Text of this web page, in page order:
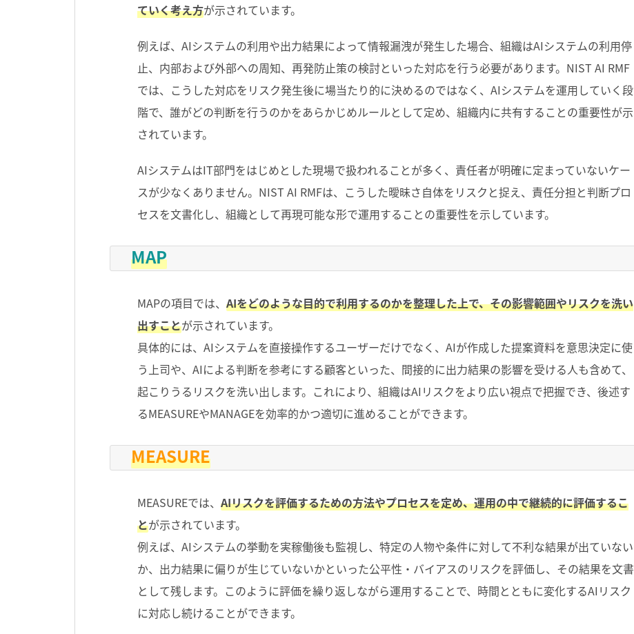
ていく考え方が示されています。
例えば、 AIシステムの利用や出力結果によって情報漏洩が発生した場合、組織はAIシステムの利用停
止、内部および外部への周知、再発防止策の検討といった対応を行う必要があります。 NIST AI RMF
では、こうした対応をリスク発生後に場当たり的に決めるのではなく、 AIシステムを運用していく段
階で、誰がどの判断を行うのかをあらかじめルールとして定め、組織内に共有することの重要性が示
されています。
AIシステムはIT部門をはじめとした現場で扱われることが多く、責任者が明確に定まっていないケー
スが少なくありません。 NIST AI RMFは、こうした曖昧さ自体をリスクと捉え、責任分担と判断プロ
セスを文書化し、組織として再現可能な形で運用することの重要性を示しています。
MAP
MAPの項目では、 AIをどのような目的で利用するのかを整理した上で、その影響範囲やリスクを洗い
出すことが示されています。
具体的には、 AIシステムを直接操作するユーザーだけでなく、 AIが作成した提案資料を意思決定に使
う上司や、 AIによる判断を参考にする顧客といった、間接的に出力結果の影響を受ける人も含めて、
起こりうるリスクを洗い出します。これにより、組織はAI リスクをより広い視点で把握でき、後述す
るMEASUREやMANAGEを効率的かつ適切に進めることができます。
MEASURE
MEASUREでは、 AIリスクを評価するための方法やプロセスを定め、運用の中で継続的に評価するこ
とが示されています。
例えば、 AIシステムの挙動を実稼働後も監視し、特定の人物や条件に対して不利な結果が出ていない
か、出力結果に偏りが生じていないかといった公平性・バイアスのリスクを評価し、その結果を文書
として残します。このように評価を繰り返しながら運用することで、時間とともに変化するAI リスク
に対応し続けることができます。